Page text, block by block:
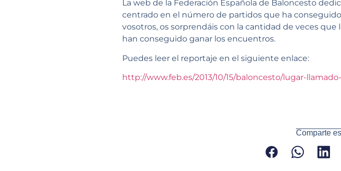
La web de la Federación Española de Baloncesto
centrado en el número de partidos que ha
vosotros, os sorprendáis con la cantidad de veces
han conseguido ganar los encuentros.
Puedes leer el reportaje en el siguiente enlace:
http://www.feb.es/2013/10/15/baloncesto/lugar-
Comparte